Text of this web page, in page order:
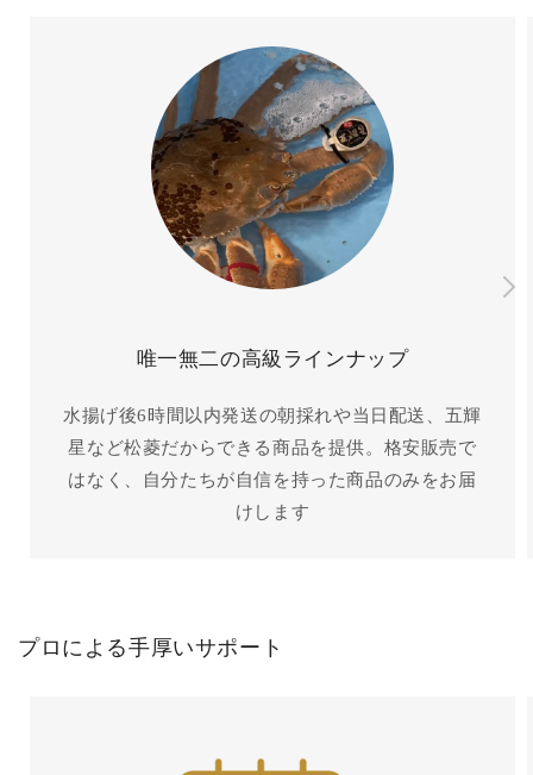
唯一無二の高級ラインナップ
水揚げ後6時間以内発送の朝採れや当日配送、五輝
星など松菱だからできる商品を提供。格安販売で
はなく、自分たちが自信を持った商品のみをお届
けします
プロによる手厚いサポート